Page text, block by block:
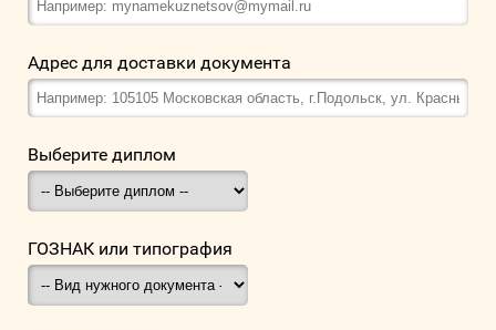
Адрес для доставки документа
Выберите диплом
ГОЗНАК или типография